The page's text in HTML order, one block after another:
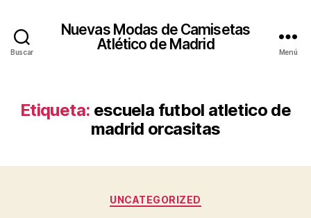
Buscar
Nuevas Modas de Camisetas
Atlético de Madrid
Menú
Etiqueta: escuela futbol atletico de
madrid orcasitas
Categorías
UNCATEGORIZED